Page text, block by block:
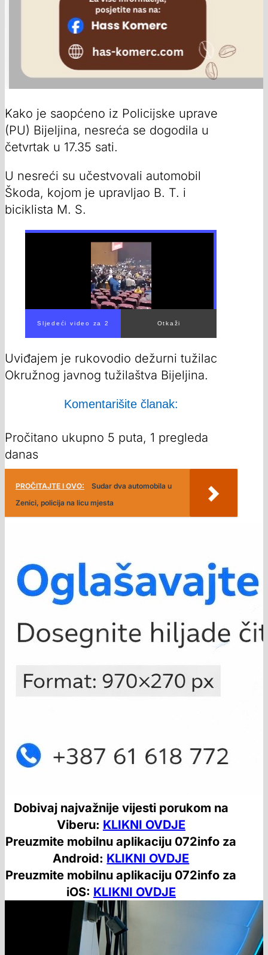
Kako je saopćeno iz Policijske uprave
(PU) Bijeljina, nesreća se dogodila u
četvrtak u 17.35 sati.
U nesreći su učestvovali automobil
Škoda, kojom je upravljao B. T. i
biciklista M. S.
00:00 00:36
Uviđajem je rukovodio dežurni tužilac
Okružnog javnog tužilaštva Bijeljina.
Komentarišite članak:
Pročitano ukupno 5 puta, 1 pregleda
danas
PROČITAJTE I OVO:
Sudar dva automobila u
Zenici, policija na licu mjesta
Dobivaj najvažnije vijesti porukom na
Viberu: KLIKNI OVDJE
Preuzmite mobilnu aplikaciju 072info za
Android: KLIKNI OVDJE
Preuzmite mobilnu aplikaciju 072info za
iOS: KLIKNI OVDJE